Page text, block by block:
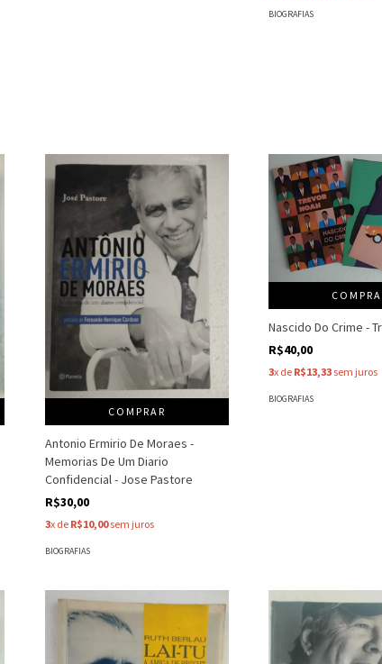
BIOGRAFIAS
COMPRAR
Antonio Ermirio De Moraes -
Memorias De Um Diario
Confidencial - Jose Pastore
R$30,00
3x de R$10,00sem juros
BIOGRAFIAS
Nascido Do Crime -
R$40,00
3x de R$13,33 sem juros
BIOGRAFIAS